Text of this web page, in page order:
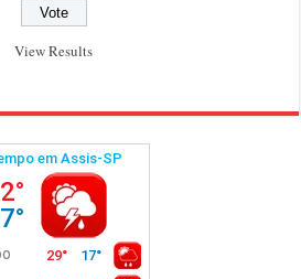
View Results